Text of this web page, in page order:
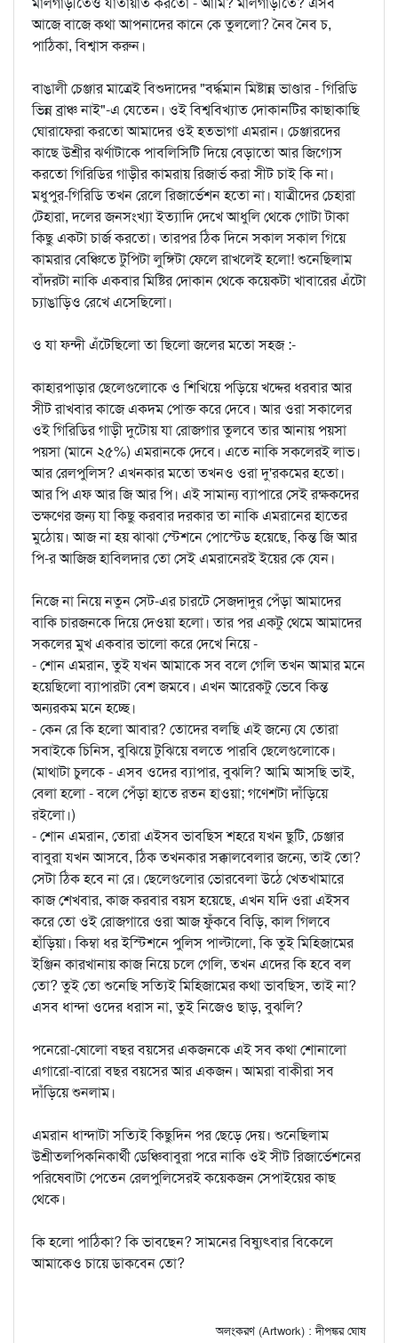
আজে বাজে কথা আপনাদের কানে কে তুললো? নৈব নৈব চ,
পাঠিকা, বিশ্বাস করুন।
বাঙালী চেঞ্জার মাত্রেই বিশুদাদের "বর্দ্ধমান মিষ্টান্ন ভাণ্ডার - গিরিডি
ভিন্ন ব্রাঞ্চ নাই"-এ যেতেন। ওই বিশ্ববিখ্যাত দোকানটির কাছাকাছি
ঘোরাফেরা করতো আমাদের ওই হতভাগা এমরান। চেঞ্জারদের
কাছে উশ্রীর ঝর্ণাটাকে পাবলিসিটি দিয়ে বেড়াতো আর জিগ্যেস
করতো গিরিডির গাড়ীর কামরায় রিজার্ভ করা সীট চাই কি না।
মধুপুর-গিরিডি তখন রেলে রিজার্ভেশন হতো না। যাত্রীদের চেহারা
টেহারা, দলের জনসংখ্যা ইত্যাদি দেখে আধুলি থেকে গোটা টাকা
কিছু একটা চার্জ করতো। তারপর ঠিক দিনে সকাল সকাল গিয়ে
কামরার বেঞ্চিতে টুপিটা লুঙ্গিটা ফেলে রাখলেই হলো! শুনেছিলাম
বাঁদরটা নাকি একবার মিষ্টির দোকান থেকে কয়েকটা খাবারের এঁটো
চ্যাঙাড়িও রেখে এসেছিলো।
ও যা ফন্দী এঁটেছিলো তা ছিলো জলের মতো সহজ :-
কাহারপাড়ার ছেলেগুলোকে ও শিখিয়ে পড়িয়ে খদ্দের ধরবার আর
সীট রাখবার কাজে একদম পোক্ত করে দেবে। আর ওরা সকালের
ওই গিরিডির গাড়ী দুটোয় যা রোজগার তুলবে তার আনায় পয়সা
পয়সা (মানে ২৫%) এমরানকে দেবে। এতে নাকি সকলেরই লাভ।
আর রেলপুলিস? এখনকার মতো তখনও ওরা দু'রকমের হতো।
আর পি এফ আর জি আর পি। এই সামান্য ব্যাপারে সেই রক্ষকদের
ভক্ষণের জন্য যা কিছু করবার দরকার তা নাকি এমরানের হাতের
মুঠোয়। আজ না হয় ঝাঝা স্টেশনে পোস্টেড হয়েছে, কিন্ত জি আর
পি-র আজিজ হাবিলদার তো সেই এমরানেরই ইয়ের কে যেন।
নিজে না নিয়ে নতুন সেট-এর চারটে সেজদাদুর পেঁড়া আমাদের
বাকি চারজনকে দিয়ে দেওয়া হলো। তার পর একটু থেমে আমাদের
সকলের মুখ একবার ভালো করে দেখে নিয়ে -
- শোন এমরান, তুই যখন আমাকে সব বলে গেলি তখন আমার মনে
হয়েছিলো ব্যাপারটা বেশ জমবে। এখন আরেকটু ভেবে কিন্ত
অন্যরকম মনে হচ্ছে।
- কেন রে কি হলো আবার? তোদের বলছি এই জন্যে যে তোরা
সবাইকে চিনিস, বুঝিয়ে টুঝিয়ে বলতে পারবি ছেলেগুলোকে।
(মাথাটা চুলকে - এসব ওদের ব্যাপার, বুঝলি? আমি আসছি ভাই,
বেলা হলো - বলে পেঁড়া হাতে রতন হাওয়া; গণেশটা দাঁড়িয়ে
রইলো।)
- শোন এমরান, তোরা এইসব ভাবছিস শহরে যখন ছুটি, চেঞ্জার
বাবুরা যখন আসবে, ঠিক তখনকার সক্কালবেলার জন্যে, তাই তো?
সেটা ঠিক হবে না রে। ছেলেগুলোর ভোরবেলা উঠে খেতখামারে
কাজ শেখবার, কাজ করবার বয়স হয়েছে, এখন যদি ওরা এইসব
করে তো ওই রোজগারে ওরা আজ ফুঁকবে বিড়ি, কাল গিলবে
হাঁড়িয়া। কিম্বা ধর ইস্টিশনে পুলিস পাল্টালো, কি তুই মিহিজামের
ইঞ্জিন কারখানায় কাজ নিয়ে চলে গেলি, তখন এদের কি হবে বল
তো? তুই তো শুনেছি সত্যিই মিহিজামের কথা ভাবছিস, তাই না?
এসব ধান্দা ওদের ধরাস না, তুই নিজেও ছাড়, বুঝলি?
পনেরো-ষোলো বছর বয়সের একজনকে এই সব কথা শোনালো
এগারো-বারো বছর বয়সের আর একজন। আমরা বাকীরা সব
দাঁড়িয়ে শুনলাম।
এমরান ধান্দাটা সত্যিই কিছুদিন পর ছেড়ে দেয়। শুনেছিলাম
উশ্রীতলপিকনিকার্থী ডেঞ্চিবাবুরা পরে নাকি ওই সীট রিজার্ভেশনের
পরিষেবাটা পেতেন রেলপুলিসেরই কয়েকজন সেপাইয়ের কাছ
থেকে।
কি হলো পাঠিকা? কি ভাবছেন? সামনের বিষ্যুৎবার বিকেলে
আমাকেও চায়ে ডাকবেন তো?
অলংকরণ (Artwork) : দীপঙ্কর ঘোষ